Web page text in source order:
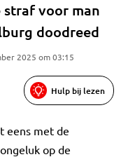
voor man
doodreed
2025 om 03:15
Hulp bij lezen
eens met de
op de